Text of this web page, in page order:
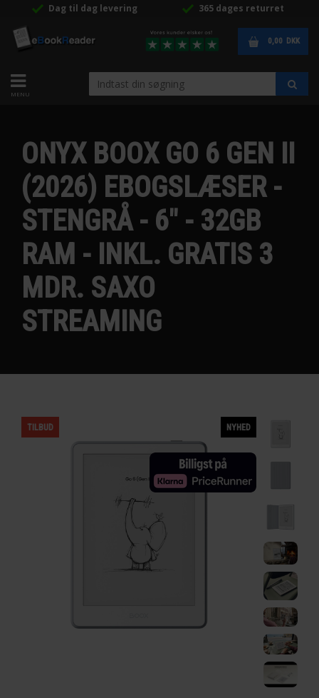
Dag til dag levering 365 dages returret
0,00 DKK
ONYX BOOX GO 6 GEN II
(2026) EBOGSLÆSER -
STENGRÅ - 6" - 32GB
RAM - INKL. GRATIS 3
MDR. SAXO
STREAMING
TILBUD NYHED